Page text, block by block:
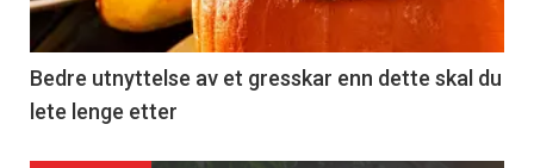
Bedre utnyttelse av et gresskar enn dette skal du
lete lenge etter